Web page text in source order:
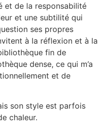
et de la responsabilité
et une subtilité qui
ses propres
à la réflexion et à la
fin de
dense, ce qui m’a
et de
son style est parfois
chaleur.